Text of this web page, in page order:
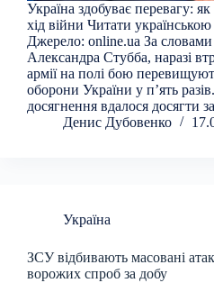
Україна здобуває перевагу:
хід війни Читати
Джерело: online.ua За словами
Александра Стубба, наразі
армії на полі бою
оборони України у п’ять
досягнення вдалося досягти
Денис Дубовенко
Україна
ЗСУ відбивають масовані
ворожих спроб за добу